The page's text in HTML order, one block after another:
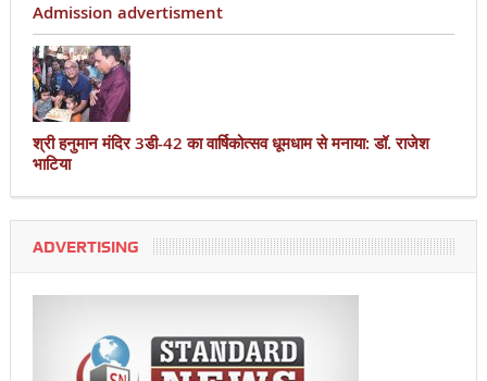
Admission advertisment
श्री हनुमान मंदिर 3डी-42 का वार्षिकोत्सव धूमधाम से मनाया: डॉ. राजेश
भाटिया
ADVERTISING